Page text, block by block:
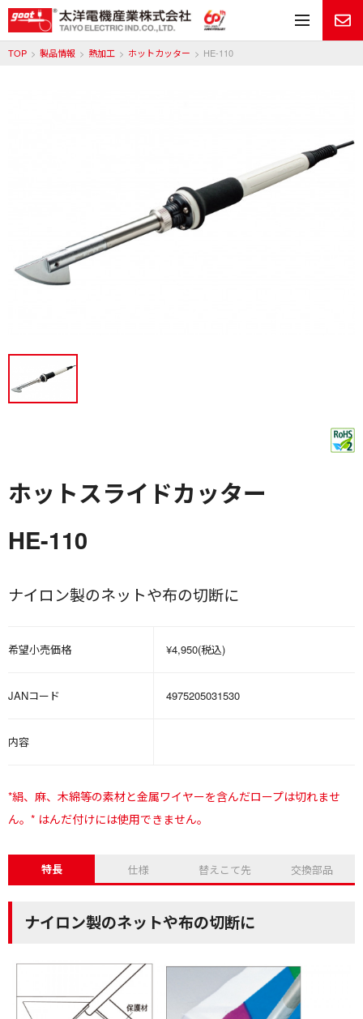
メ
TOP 製品情報 熱加工 ホットカッター HE-110
ホットスライドカッター
HE-110
ナイロン製のネットや布の切断に
希望小売価格 ¥4,950(税込)
JANコード 4975205031530
内容
*絹、麻、木綿等の素材と金属ワイヤーを含んだロープは切れませ
ん。* はんだ付けには使用できません。
特長 仕様 替えこて先 交換部品
ナイロン製のネットや布の切断に